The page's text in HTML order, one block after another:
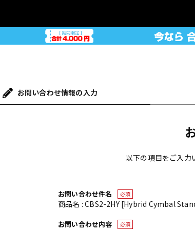
お問い合わせ情報の入力
以下の項目をご入力
お問い合わせ件名 必須
商品名 : CBS2-2HY [Hybrid Cymbal
お問い合わせ内容 必須